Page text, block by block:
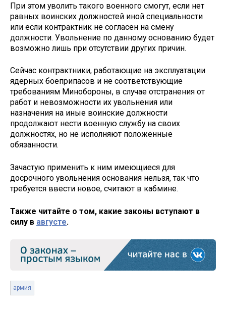
При этом уволить такого военного смогут, если нет
равных воинских должностей иной специальности
или если контрактник не согласен на смену
должности. Увольнение по данному основанию будет
возможно лишь при отсутствии других причин.
Сейчас контрактники, работающие на эксплуатации
ядерных боеприпасов и не соответствующие
требованиям Минобороны, в случае отстранения от
работ и невозможности их увольнения или
назначения на иные воинские должности
продолжают нести военную службу на своих
должностях, но не исполняют положенные
обязанности.
Зачастую применить к ним имеющиеся для
досрочного увольнения основания нельзя, так что
требуется ввести новое, считают в кабмине.
Также читайте о том, какие законы вступают в
силу в августе.
армия